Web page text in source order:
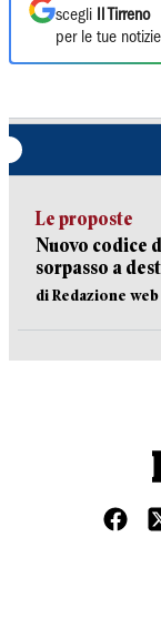
scegli
Il Tirreno
per le tue
Le proposte
Nuovo codice
sorpasso a
di Redazione web